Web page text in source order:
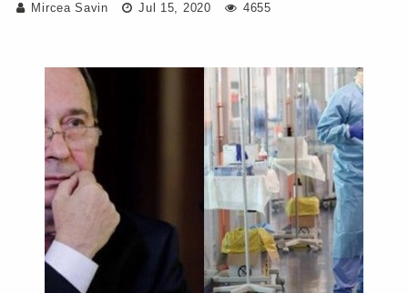
Mircea Savin Jul 15, 2020 4655